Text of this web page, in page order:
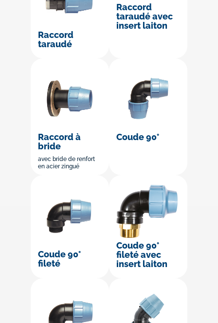
Raccord
taraudé
Raccord
taraudé avec
insert laiton
Raccord à
bride
avec bride de renfort
en acier zingué
Coude 90°
Coude 90°
fileté
Coude 90°
fileté avec
insert laiton